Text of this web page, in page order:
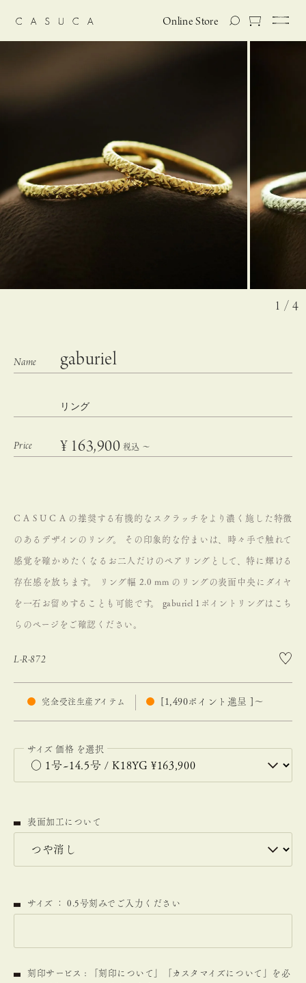
Online Store
1 / 4
gaburiel
リング
¥ 163,900 税込 〜
C A S U C A の推奨する有機的なスクラッチをより濃く施した特徴
のあるデザインのリング。 その印象的な佇まいは、時々手で触れて
感覚を確かめたくなるお二人だけのペアリングとして、特に輝ける
存在感を放ちます。 リング幅 2.0 mm のリングの表面中央にダイヤ
を一石お留めすることも可能です。 gaburiel 1ポイントリングは こち
らのページ をご確認ください。
L-R-872
完全受注生産アイテム 1,490ポイント進呈 ] 〜
サイズ 価格
表面加工について
サイズ ： 0.5号刻みでご入力ください
刻印サービス : 「刻印について」「カスタマイズについて」を必